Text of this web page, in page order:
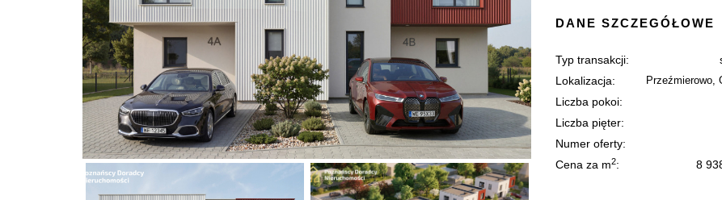
DANE SZCZEGÓŁOWE
Typ transakcji:
Lokalizacja:
Przeźmierowo,
Liczba pokoi:
Liczba pięter:
Numer oferty:
Cena za m2: 8